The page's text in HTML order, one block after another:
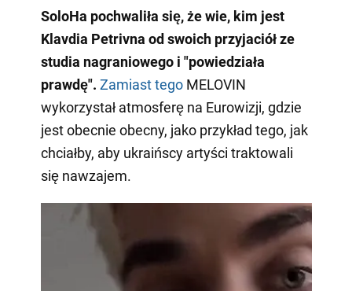
SoloHa pochwaliła się, że wie, kim jest
Klavdia Petrivna od swoich przyjaciół ze
studia nagraniowego i "powiedziała
prawdę". Zamiast tegoMELOVIN
wykorzystał atmosferę na Eurowizji, gdzie
jest obecnie obecny, jako przykład tego, jak
chciałby, aby ukraińscy artyści traktowali
się nawzajem.